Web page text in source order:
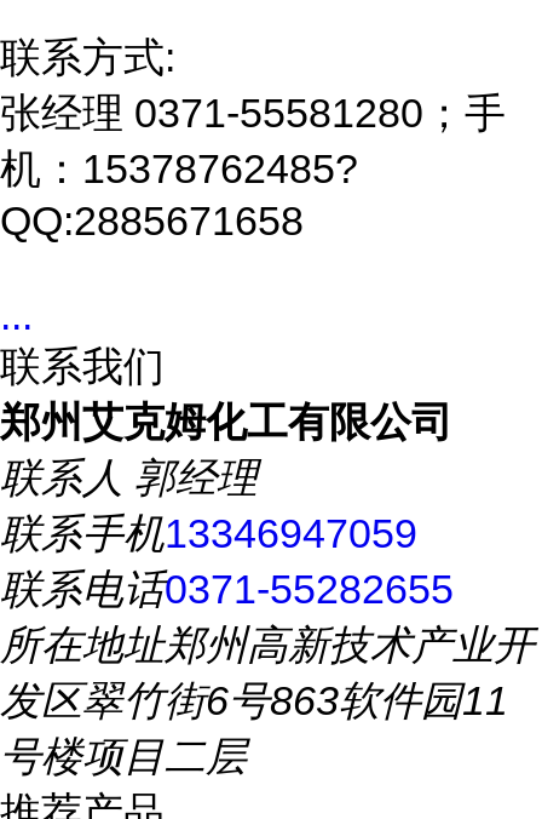
联系方式:
张经理 0371-55581280；手
机：15378762485?
QQ:2885671658
...
联系我们
郑州艾克姆化工有限公司
联系人 郭经理
联系手机13346947059
联系电话0371-55282655
所在地址郑州高新技术产业开
发区翠竹街6号863软件园11
号楼项目二层